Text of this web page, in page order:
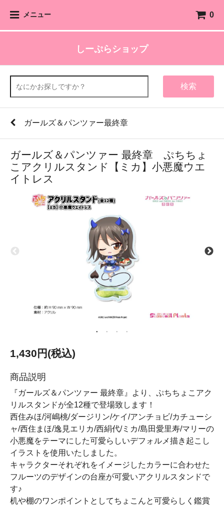
メニュー 0
しーぷらショップ
検索
ガールズ＆パンツァー最終章
ガールズ＆パンツァー 最終章 ぷちちょ
こアクリルスタンド【ミカ】小悪魔ウエ
イトレス
1,430円(税込)
商品説明
『ガールズ＆パンツァー 最終章』より、ぷちちょこアク
リルスタンドが全12種で登場致します！
西住みほ/河嶋桃/ダージリン/ケイ/アンチョビ/カチューシ
ャ/西住まほ/逸見エリカ/西絹代/ミカ/島田愛里寿/マリーの
小悪魔をテーマにした可愛らしいデフォルメ描き起こし
イラストを使用いたしました。
キャラクターそれぞれをイメージしたカラーに合わせた
フルーツのデザインの台座が可愛いアクリルスタンドで
す♪
机や棚のワンポイントとしてちょこんと可愛らしく鑑賞